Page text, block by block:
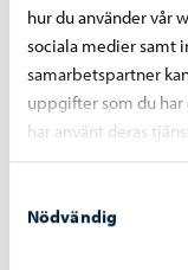
hur du använder vår
sociala medier samt
samarbetspartner
uppgifter som du
har använt deras
Nödvändig